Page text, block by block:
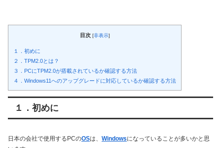
目次 [非表示]
１．初めに
２．TPM2.0とは？
３．PCにTPM2.0が搭載されているか確認する方法
４．Windows11へのアップグレードに対応しているか確認する方法
１．初めに
日本の会社で使用するPCのOSは、 Windowsになっていることが多いかと思